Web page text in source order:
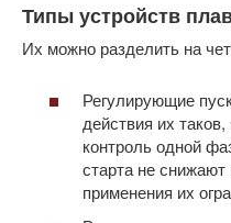
Типы устройств
Их можно разделить на
Регулирующие
действия их
контроль одной
старта не
применения их